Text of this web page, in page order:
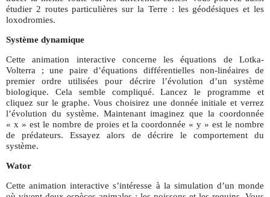
étudier 2 routes particulières sur la Terre : les géodésiques et les
loxodromies.
Système dynamique
Cette animation interactive concerne les équations de Lotka-
Volterra ; une paire d’équations différentielles non-linéaires de
premier ordre utilisées pour décrire l’évolution d’un système
biologique. Cela semble compliqué. Lancez le programme et
cliquez sur le graphe. Vous choisirez une donnée initiale et verrez
l’évolution du système. Maintenant imaginez que la coordonnée
« x » est le nombre de proies et la coordonnée « y » est le nombre
de prédateurs. Essayez alors de décrire le comportement du
système.
Wator
Cette animation interactive s’intéresse à la simulation d’un monde